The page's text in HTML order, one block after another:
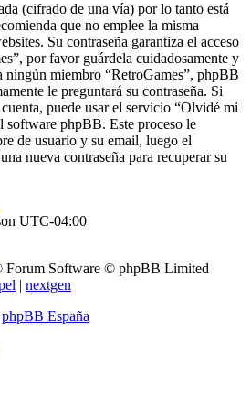
(cifrado de una vía) por lo tanto está
que no emplee la misma
Su contraseña garantiza el acceso
por favor guárdela cuidadosamente y
ningún miembro “RetroGames”, phpBB
le preguntará su contraseña. Si
puede usar el servicio “Olvidé mi
software phpBB. Este proceso le
de usuario y su email, luego el
nueva contraseña para recuperar su
UTC-04:00
Forum Software © phpBB Limited
| nextgen
phpBB España